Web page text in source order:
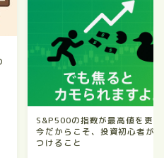
S&P500の指数が最高値を更
今だからこそ、投資初心者が
つけること